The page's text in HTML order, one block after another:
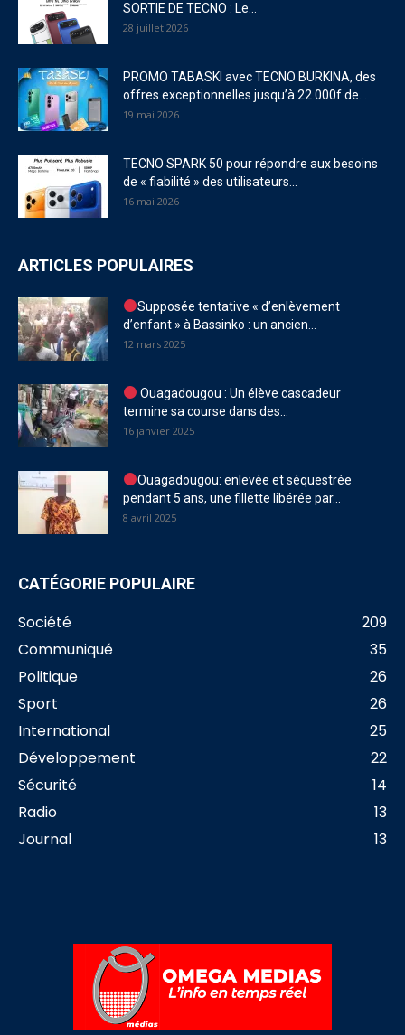
SORTIE DE TECNO : Le...
28 juillet 2026
PROMO TABASKI avec TECNO BURKINA, des
offres exceptionnelles jusqu’à 22.000f de...
19 mai 2026
TECNO SPARK 50 pour répondre aux besoins
de « fiabilité » des utilisateurs...
16 mai 2026
ARTICLES POPULAIRES
Supposée tentative « d’enlèvement
d’enfant » à Bassinko : un ancien...
12 mars 2025
Ouagadougou : Un élève cascadeur
termine sa course dans des...
16 janvier 2025
Ouagadougou: enlevée et séquestrée
pendant 5 ans, une fillette libérée par...
8 avril 2025
CATÉGORIE POPULAIRE
Société
209
Communiqué
35
Politique
26
Sport
26
International
25
Développement
22
Sécurité
14
Radio
13
Journal
13